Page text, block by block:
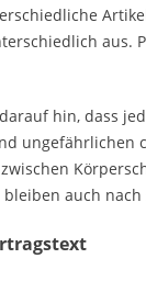
aus.
hin, dass
ungefährlichen
auch